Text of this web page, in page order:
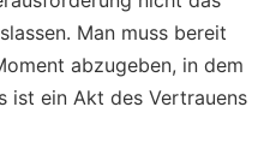
Man muss bereit
abzugeben, in dem
ist ein Akt des Vertrauens